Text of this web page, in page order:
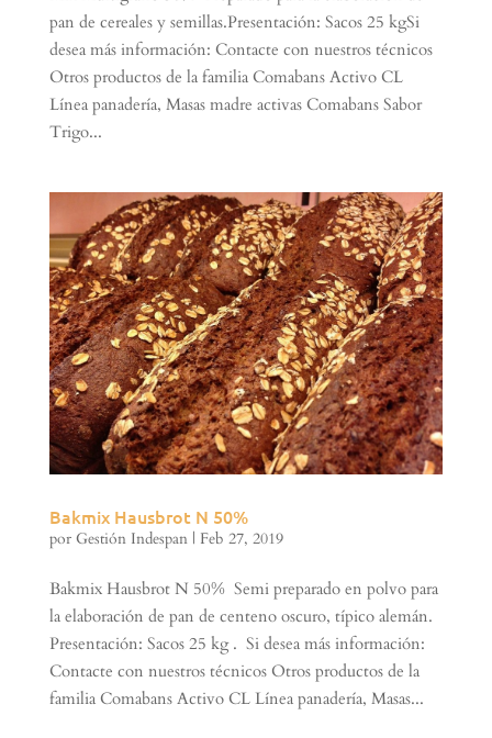
pan de cereales y semillas.Presentación: Sacos 25 kgSi
desea más información: Contacte con nuestros técnicos
Otros productos de la familia Comabans Activo CL
Línea panadería, Masas madre activas Comabans Sabor
Trigo...
Bakmix Hausbrot N 50%
por Gestión Indespan| Feb 27, 2019
Bakmix Hausbrot N 50% Semi preparado en polvo para
la elaboración de pan de centeno oscuro, típico alemán.
Presentación: Sacos 25 kg . Si desea más información:
Contacte con nuestros técnicos Otros productos de la
familia Comabans Activo CL Línea panadería, Masas...